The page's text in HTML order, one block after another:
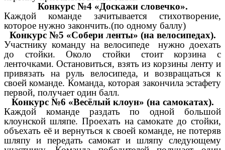
Конкурс №4 «Доскажи словечко».
Каждой команде зачитывается стихотворение,
которое нужно закончить.(по одному баллу)
Конкурс №5 «Собери ленты» (на велосипедах).
Участнику команду на велосипеде нужно доехать
до стойки. Около стойки стоит корзина с
ленточками. Остановиться, взять из корзины ленту и
привязать на руль велосипеда, и возвращаться к
своей команде. Команда, которая закончила эстафету
первой, получает один балл.
Конкурс №6 «Весёлый клоун» (на самокатах).
Каждой команде раздать по одной большой
клоунской шляпе. Проехать на самокате до стойки,
объехать её и вернуться к своей команде, не потеряв
шляпу и передать самокат и шляпу следующему